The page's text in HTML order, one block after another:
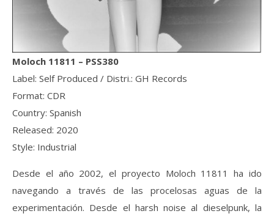
Moloch 11811 – PSS380
Label: Self Produced / Distri.: GH Records
Format: CDR
Country: Spanish
Released: 2020
Style: Industrial
Desde el año 2002, el proyecto Moloch 11811 ha ido
navegando a través de las procelosas aguas de la
experimentación. Desde el harsh noise al dieselpunk, la